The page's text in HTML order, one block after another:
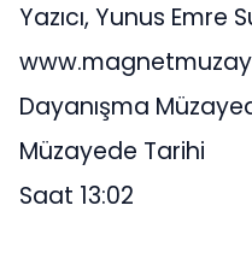
Yazıcı, Yunus Emre
Dayanışma
Müzayede Tarihi :
Saat 13:02